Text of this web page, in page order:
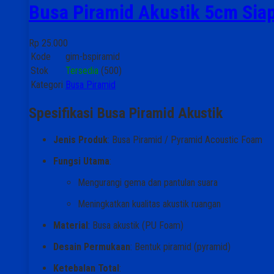
Busa Piramid Akustik 5cm
Rp 25.000
Kode
gim-bspiramid
Stok
Tersedia (500)
Kategori Busa Piramid
Spesifikasi Busa Piramid Akustik
Jenis Produk: Busa Piramid / Pyramid Acoustic Foam
Fungsi Utama:
Mengurangi gema dan pantulan suara
Meningkatkan kualitas akustik ruangan
Material: Busa akustik (PU Foam)
Desain Permukaan: Bentuk piramid (pyramid)
Ketebalan Total: